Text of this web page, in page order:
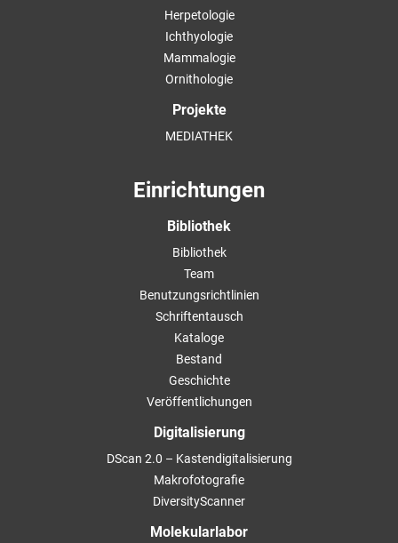
Herpetologie
Ichthyologie
Mammalogie
Ornithologie
Projekte
MEDIATHEK
Einrichtungen
Bibliothek
Bibliothek
Team
Benutzungsrichtlinien
Schriftentausch
Kataloge
Bestand
Geschichte
Veröffentlichungen
Digitalisierung
DScan 2.0 – Kastendigitalisierung
Makrofotografie
DiversityScanner
Molekularlabor